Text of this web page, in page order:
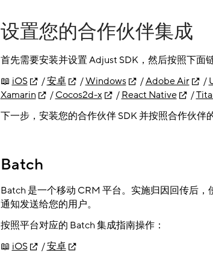
设置您的合作伙伴集成
首先需要安装并设置 Adjust SDK，然后按照下面
📖 iOS /安卓 /Windows /Adobe Air /
Xamarin
/Cocos2d-x /React Native /
下一步，安装您的合作伙伴 SDK 并按照合作伙伴
Batch
Batch 是一个移动 CRM 平台。实施归因回传后
通知发送给您的用户。
按照平台对应的 Batch 集成指南操作：
📖 iOS /安卓